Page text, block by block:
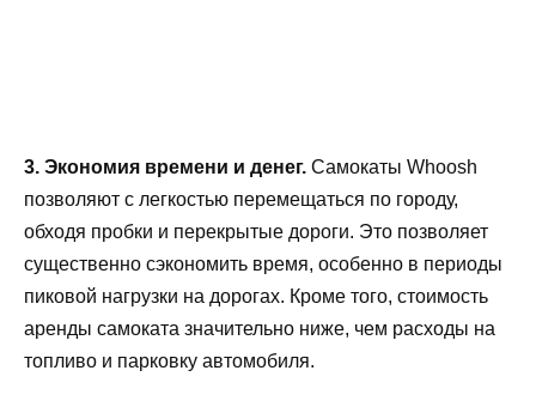
3. Экономия времени и денег. Самокаты Whoosh
позволяют с легкостью перемещаться по городу,
обходя пробки и перекрытые дороги. Это позволяет
существенно сэкономить время, особенно в периоды
пиковой нагрузки на дорогах. Кроме того, стоимость
аренды самоката значительно ниже, чем расходы на
топливо и парковку автомобиля.